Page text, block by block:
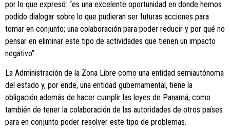
por lo que expresó: “es una excelente oportunidad en donde hemos
podido dialogar sobre lo que pudieran ser futuras acciones para
tomar en conjunto; una colaboración para poder reducir y por qué no
pensar en eliminar este tipo de actividades que tienen un impacto
negativo”.
La Administración de la Zona Libre como una entidad semiautónoma
del estado y, por ende, una entidad gubernamental, tiene la
obligación además de hacer cumplir las leyes de Panamá, como
también de tener la colaboración de las autoridades de otros países
para en conjunto poder resolver este tipo de problemas.